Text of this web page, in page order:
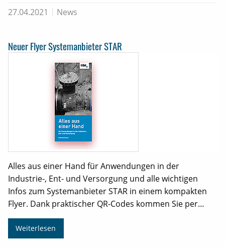
27.04.2021 News
Neuer Flyer Systemanbieter STAR
Alles aus einer Hand für Anwendungen in der
Industrie-, Ent- und Versorgung und alle wichtigen
Infos zum Systemanbieter STAR in einem kompakten
Flyer. Dank praktischer QR-Codes kommen Sie per…
Weiterlesen